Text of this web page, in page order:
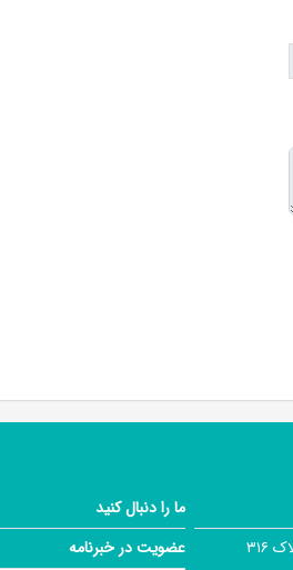
ما را دنبال کنید
عضویت در خبرنامه